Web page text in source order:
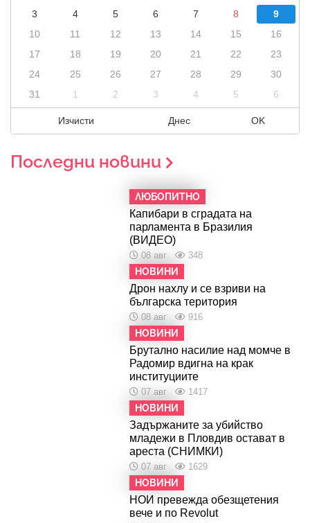
3 4 5 6 7 8
9
10
11 12 13 14 15
16
17
18 19 20 21 22
23
24
25 26 27 28 29
30
31
1 2 3 4 5 6
Изчисти Днес OK
Последни новини
ЛЮБОПИТНО
Капибари в сградата на
парламента в Бразилия
(ВИДЕО)
08 авг 348
НОВИНИ
Дрон нахлу и се взриви на
българска територия
08 авг 916
НОВИНИ
Брутално насилие над момче в
Радомир вдигна на крак
институциите
07 авг 1417
НОВИНИ
Задържаните за убийство
младежи в Пловдив остават в
ареста (СНИМКИ)
07 авг 1629
НОВИНИ
НОИ превежда обезщетения
вече и по Revolut